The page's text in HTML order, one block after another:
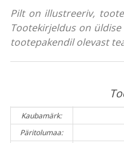
Pilt on illustreeriv,
Tootekirjeldus on
tootepakendil olevast
Kaubamärk:
Päritolumaa: